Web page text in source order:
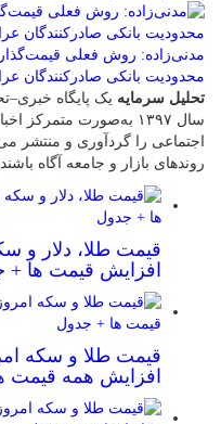
مدنی‌زاده: روش فعلی
محدودیت بانکی صادرکنندگان
تحلیل سرمایه یک پایگاه
سال ۱۳۹۷ به‌صورت
اجتماعی را گردآوری و منتشر
روندهای بازار و جامعه آگاه
افزایش قیمت ها +
افزایش همه قیمت